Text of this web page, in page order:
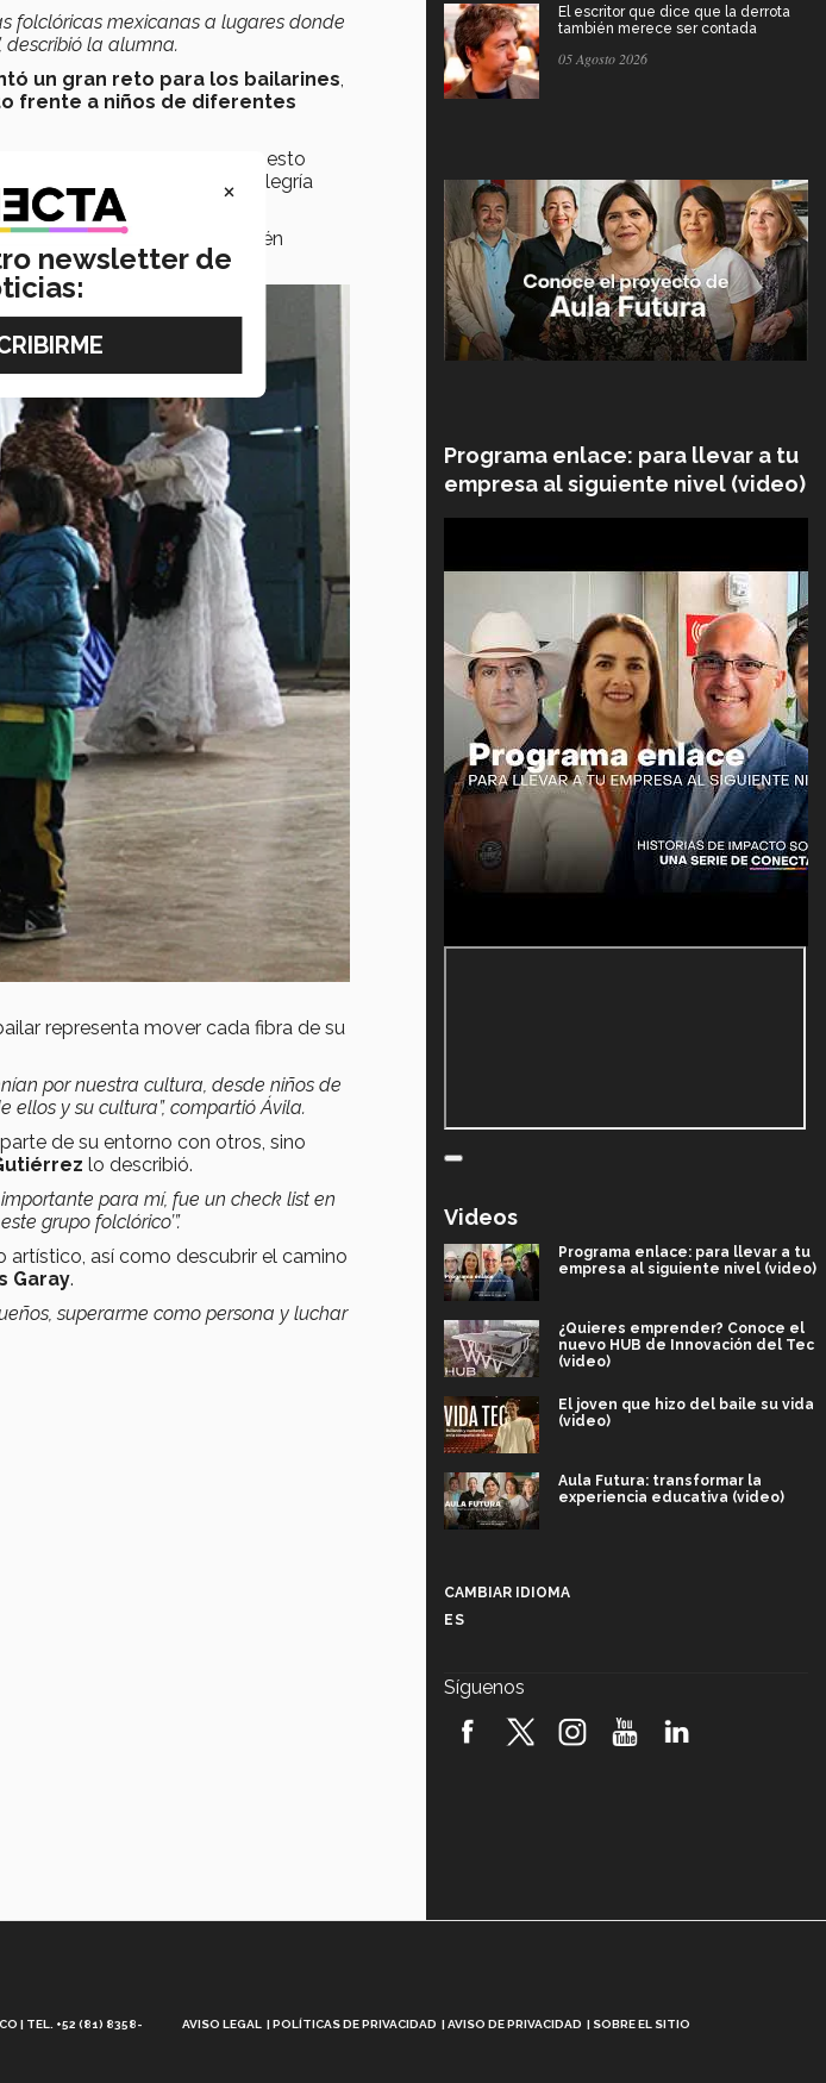
folclóricas mexicanas a lugares donde
describió la alumna.
un gran reto para los bailarines
frente a niños de diferentes
, todo esto
la invitación al grupo Alegría
yColombia
también
representa mover cada fibra de su
por nuestra cultura, desde niños de
y su cultura”, compartió Ávila.
de su entorno con otros, sino
lo describió.
para mí, fue un check list en
grupo folclórico’”.
artístico, así como descubrir el camino
Garay.
superarme como persona y luchar
El escritor que dice que la derrota
también merece ser contada
05 Agosto 2026
Programa enlace: para llevar a tu
empresa al siguiente nivel (video)
Videos
Programa enlace: para llevar a tu
empresa al siguiente nivel (video)
¿Quieres emprender? Conoce el
nuevo HUB de Innovación del Tec
(video)
El joven que hizo del baile su vida
(video)
Aula Futura: transformar la
experiencia educativa (video)
robótica FIRST 2026! (video)
CAMBIAR IDIOMA
ES
Síguenos
| TEL. +52 (81) 8358- AVISO LEGAL POLÍTICAS DE PRIVACIDAD AVISO DE PRIVACIDAD SOBRE EL SITIO
×
newsletter de